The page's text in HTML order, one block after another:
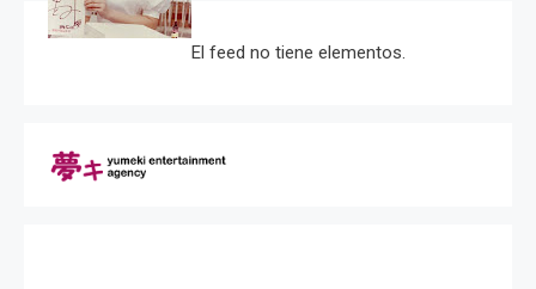
El feed no tiene elementos.